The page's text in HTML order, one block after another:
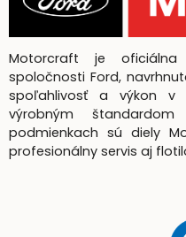
Motorcraft je oficiálna
spoločnosti Ford,
spoľahlivosť a výkon v
výrobným
podmienkach sú diely
profesionálny servis aj